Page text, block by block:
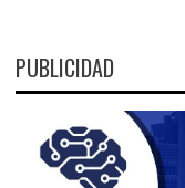
PUBLICIDAD